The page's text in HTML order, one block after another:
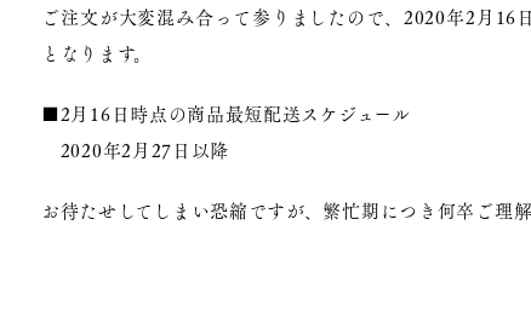
ご注文が大変混み合って参りましたので、2020年2月
となります。
■2月16日時点の商品最短配送スケジュール
2020年2月27日以降
お待たせしてしまい恐縮ですが、繁忙期につき何卒ご理